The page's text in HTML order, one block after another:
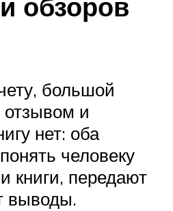
обзоров
большой
и
нет: оба
человеку
книги, передают
выводы.